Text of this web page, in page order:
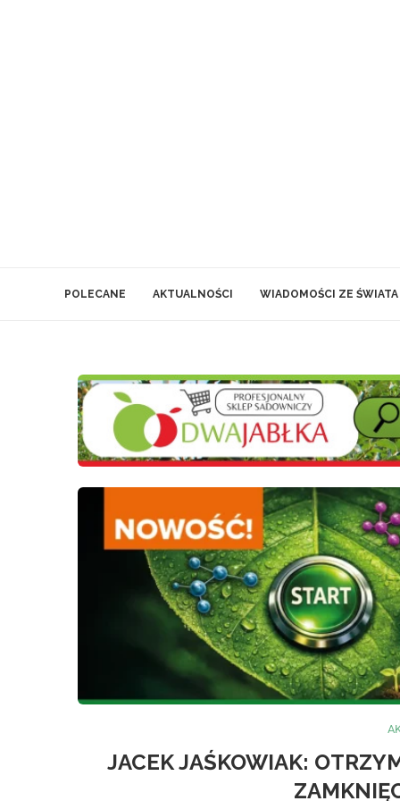
POLECANE AKTUALNOŚCI WIADOMOŚCI ZE ŚWIATA
JACEK JAŚKOWIAK: